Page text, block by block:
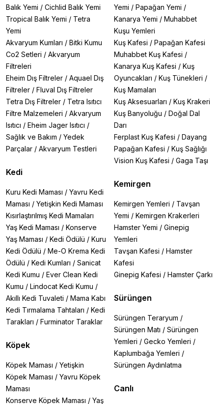
Balık Yemi / Cichlid Balık Yemi
Tropical Balık Yemi / Tetra
Yemi
Akvaryum Kumları / Bitki Kumu
Co2 Setleri / Akvaryum
Filtreleri
Eheim Dış Filtreler / Aquael Dış
Filtreler / Fluval Dış Filtreler
Tetra Dış Filtreler / Tetra Isıtıcı
Filtre Malzemeleri / Akvaryum
Isıtıcı / Eheim Jager Isıtıcı /
Sağlık ve Bakım / Yedek
Parçalar / Akvaryum Testleri
Kedi
Kuru Kedi Maması / Yavru Kedi
Maması / Yetişkin Kedi Maması
Kısırlaştırılmış Kedi Mamaları
Yaş Kedi Maması / Konserve
Yaş Maması / Kedi Ödülü / Kuru
Kedi Ödülü / Me-O Krema Kedi
Ödülü / Kedi Kumları / Sanicat
Kedi Kumu / Ever Clean Kedi
Kumu / Lindocat Kedi Kumu /
Akıllı Kedi Tuvaleti / Mama Kabı
Kedi Tırmalama Tahtaları / Kedi
Tarakları / Furminator Taraklar
Köpek
Köpek Maması / Yetişkin
Köpek Maması / Yavru Köpek
Maması
Konserve Köpek Maması / Yaş
Yemi / Papağan Yemi /
Kanarya Yemi / Muhabbet
Kuşu Yemleri
Kuş Kafesi / Papağan Kafesi
Muhabbet Kuş Kafesi /
Kanarya Kuş Kafesi / Kuş
Oyuncakları / Kuş Tünekleri /
Kuş Mamaları
Kuş Aksesuarları / Kuş Krakeri
Kuş Banyoluğu / Doğal Dal
Darı
Ferplast Kuş Kafesi / Dayang
Papağan Kafesi / Kuş Sağlığı
Vision Kuş Kafesi / Gaga Taşı
Kemirgen
Kemirgen Yemleri / Tavşan
Yemi / Kemirgen Krakerleri
Hamster Yemi / Ginepig
Yemleri
Tavşan Kafesi / Hamster
Kafesi
Ginepig Kafesi / Hamster Çarkı
Sürüngen
Sürüngen Teraryum /
Sürüngen Matı / Sürüngen
Yemleri / Gecko Yemleri /
Kaplumbağa Yemleri /
Sürüngen Aydınlatma
Canlı